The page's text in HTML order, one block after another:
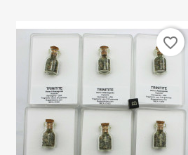
favorite_border